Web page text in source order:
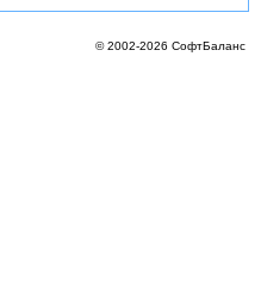
© 2002-2026 СофтБаланс